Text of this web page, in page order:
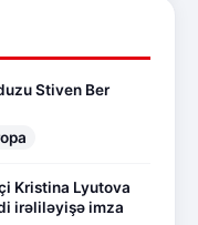
Stiven Ber
Kristina Lyutova
irəliləyişə imza